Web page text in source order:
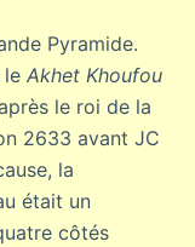
Pyramide.
le Akhet Khoufou
le roi de la
2633 avant JC
la
était un
côtés